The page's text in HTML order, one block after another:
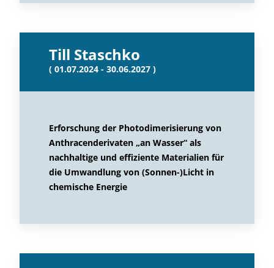
Till Staschko
( 01.07.2024 - 30.06.2027 )
Erforschung der Photodimerisierung von
Anthracenderivaten „an Wasser“ als
nachhaltige und effiziente Materialien für
die Umwandlung von (Sonnen-)Licht in
chemische Energie